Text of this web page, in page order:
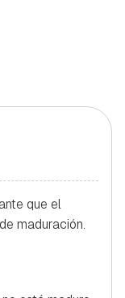
que el
maduración.